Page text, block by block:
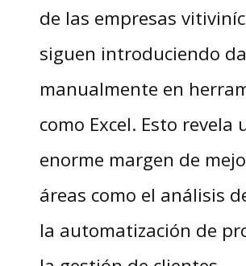
de las empresas
siguen introduciendo
manualmente en
como Excel. Esto revela
enorme margen de
áreas como el análisis
la automatización de